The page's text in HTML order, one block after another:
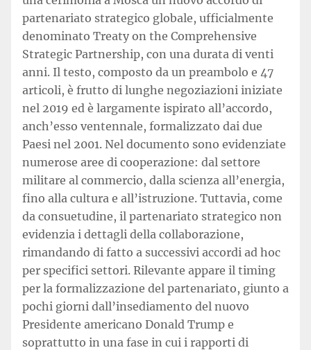
partenariato strategico globale, ufficialmente
denominato Treaty on the Comprehensive
Strategic Partnership, con una durata di venti
anni. Il testo, composto da un preambolo e 47
articoli, è frutto di lunghe negoziazioni iniziate
nel 2019 ed è largamente ispirato all’accordo,
anch’esso ventennale, formalizzato dai due
Paesi nel 2001. Nel documento sono evidenziate
numerose aree di cooperazione: dal settore
militare al commercio, dalla scienza all’energia,
fino alla cultura e all’istruzione. Tuttavia, come
da consuetudine, il partenariato strategico non
evidenzia i dettagli della collaborazione,
rimandando di fatto a successivi accordi ad hoc
per specifici settori. Rilevante appare il timing
per la formalizzazione del partenariato, giunto a
pochi giorni dall’insediamento del nuovo
Presidente americano Donald Trump e
soprattutto in una fase in cui i rapporti di